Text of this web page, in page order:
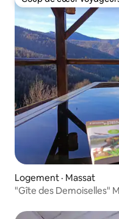
Coup de cœur
Logement · Massat
"Gîte des Demoiselles"